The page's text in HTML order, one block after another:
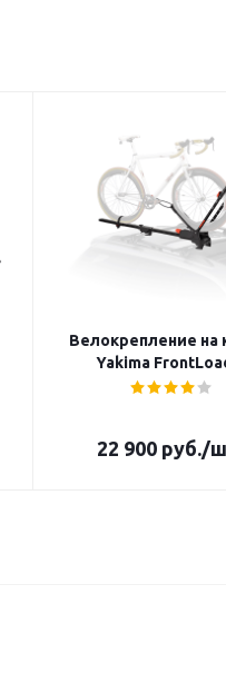
Велокрепление на
Yakima
22 900 руб./